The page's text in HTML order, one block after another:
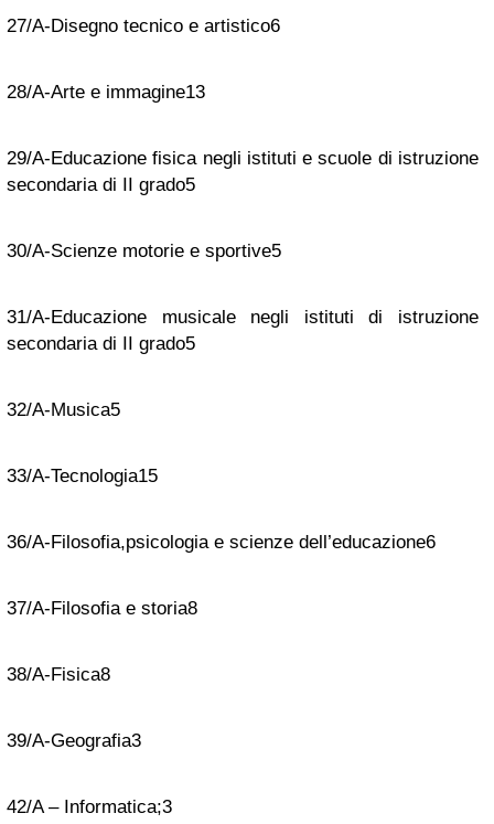
27/A-Disegno tecnico e artistico6
28/A-Arte e immagine13
29/A-Educazione fisica negli istituti e scuole di istruzione
secondaria di II grado5
30/A-Scienze motorie e sportive5
31/A-Educazione musicale negli istituti di istruzione
secondaria di II grado5
32/A-Musica5
33/A-Tecnologia15
36/A-Filosofia,psicologia e scienze dell’educazione6
37/A-Filosofia e storia8
38/A-Fisica8
39/A-Geografia3
42/A – Informatica;3